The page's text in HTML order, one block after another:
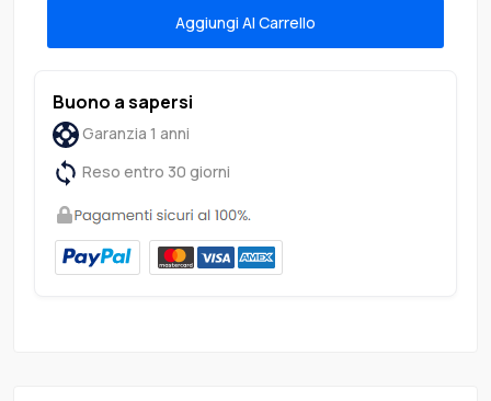
Aggiungi Al Carrello
Buono a sapersi
Garanzia 1 anni
Reso entro 30 giorni